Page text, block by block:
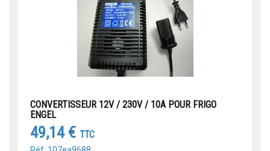
CONVERTISSEUR 12V / 230V / 10A POUR FRIGO
ENGEL
49,14 € TTC